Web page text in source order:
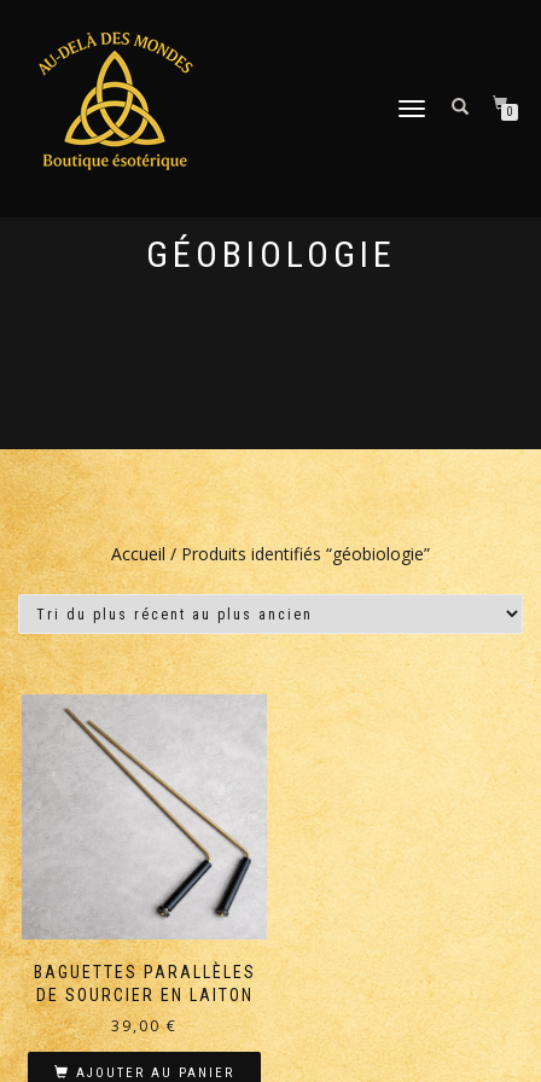
DÉPLIER
0
GÉOBIOLOGIE
Accueil/ Produits identifiés “géobiologie”
BAGUETTES PARALLÈLES
DE SOURCIER EN LAITON
39,00€
AJOUTER AU PANIER